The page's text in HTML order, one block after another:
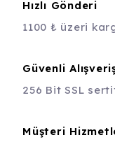
Hızlı Gönderi
1100 ₺ üzeri
Güvenli
256 Bit SSL
Müşteri